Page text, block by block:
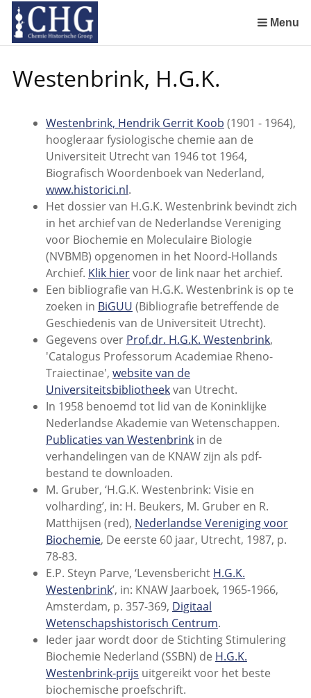
links
over
naar
de
Spring
naar
het
menu
Menu
Westenbrink, H.G.K.
Westenbrink, Hendrik Gerrit Koob (1901 - 1964),
hoogleraar fysiologische chemie aan de
Universiteit Utrecht van 1946 tot 1964,
Biografisch Woordenboek van Nederland,
www.historici.nl.
Het dossier van H.G.K. Westenbrink bevindt zich
in het archief van de Nederlandse Vereniging
voor Biochemie en Moleculaire Biologie
(NVBMB) opgenomen in het Noord-Hollands
Archief. Klik hiervoor de link naar het archief.
Een bibliografie van H.G.K. Westenbrink is op te
zoeken in BiGUU (Bibliografie betreffende de
Geschiedenis van de Universiteit Utrecht).
Gegevens over Prof.dr. H.G.K. Westenbrink,
'Catalogus Professorum Academiae Rheno-
Traiectinae', website van de
Universiteitsbibliotheekvan Utrecht.
In 1958 benoemd tot lid van de Koninklijke
Nederlandse Akademie van Wetenschappen.
Publicaties van Westenbrinkin de
verhandelingen van de KNAW zijn als pdf-
bestand te downloaden.
M. Gruber, ‘H.G.K. Westenbrink: Visie en
volharding’, in: H. Beukers, M. Gruber en R.
Matthijsen (red), Nederlandse Vereniging voor
Biochemie, De eerste 60 jaar, Utrecht, 1987, p.
78-83.
E.P. Steyn Parve, ‘Levensbericht H.G.K.
Westenbrink’, in: KNAW Jaarboek, 1965-1966,
Amsterdam, p. 357-369, Digitaal
Wetenschapshistorisch Centrum.
Ieder jaar wordt door de Stichting Stimulering
Biochemie Nederland (SSBN) de H.G.K.
Westenbrink-prijs uitgereikt voor het beste
biochemische proefschrift.